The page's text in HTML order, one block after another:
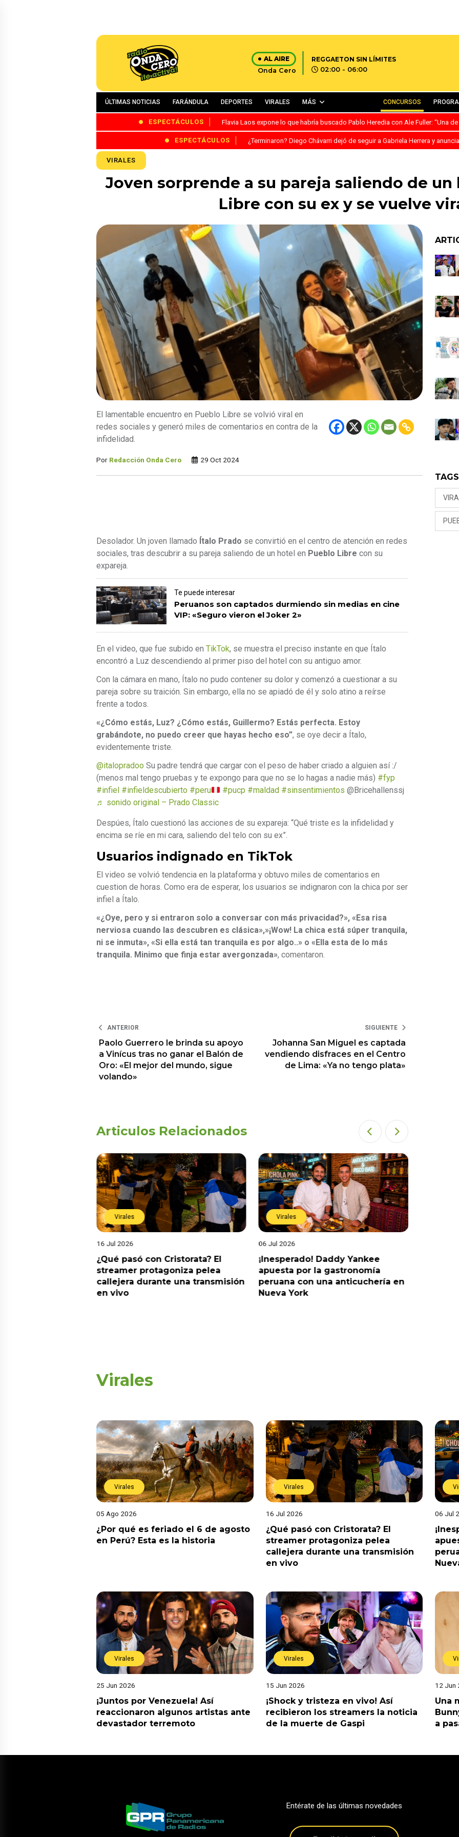
AL AIRE
Onda Cero
REGGAETON SIN LÍMITES
02:00 - 06:00
ÚLTIMAS NOTICIAS FARÁNDULA DEPORTES VIRALES MÁS CONCURSOS
ESPECTÁCULOS Flavia Laos expone lo que habría buscado Pablo Heredia con Ale Fuller: “Una
ESPECTÁCULOS ¿Terminaron? Diego Chávarri dejó de seguir a Gabriela Herrera y
VIRALES
Joven sorprende a su pareja saliendo de
Libre con su ex y se vuelve
El lamentable encuentro en Pueblo Libre se volvió viral en
redes sociales y generó miles de comentarios en contra de la
infidelidad.
Por Redacción Onda Cero 29 Oct 2024
Desolador. Un joven llamado Ítalo Prado se convirtió en el centro de atención en redes
sociales, tras descubrir a su pareja saliendo de un hotel en Pueblo Libre con su
expareja.
Te puede interesar
Peruanos son captados durmiendo sin medias en cine
VIP: «Seguro vieron el Joker 2»
En el video, que fue subido en TikTok, se muestra el preciso instante en que Ítalo
encontró a Luz descendiendo al primer piso del hotel con su antiguo amor.
Con la cámara en mano, Ítalo no pudo contener su dolor y comenzó a cuestionar a su
pareja sobre su traición. Sin embargo, ella no se apiadó de él y solo atino a reírse
frente a todos.
«¿Cómo estás, Luz? ¿Cómo estás, Guillermo? Estás perfecta. Estoy
grabándote, no puedo creer que hayas hecho eso”, se oye decir a Ítalo,
evidentemente triste.
@italopradoo Su padre tendrá que cargar con el peso de haber criado a alguien así :/
(menos mal tengo pruebas y te expongo para que no se lo hagas a nadie más) #fyp
#infiel #infieldescubierto #peru #pucp #maldad #sinsentimientos @Bricehallenssj
♬ sonido original – Prado Classic
Despúes, Ítalo cuestionó las acciones de su expareja: “Qué triste es la infidelidad y
encima se ríe en mi cara, saliendo del telo con su ex”.
Usuarios indignado en TikTok
El video se volvió tendencia en la plataforma y obtuvo miles de comentarios en
cuestion de horas. Como era de esperar, los usuarios se indignaron con la chica por ser
infiel a Ítalo.
«¿Oye, pero y si entraron solo a conversar con más privacidad?», «Esa risa
nerviosa cuando las descubren es clásica»,»¡Wow! La chica está súper tranquila,
ni se inmuta», «Si ella está tan tranquila es por algo..» o «Ella esta de lo más
tranquila. Minimo que finja estar avergonzada», comentaron.
ANTERIOR
Paolo Guerrero le brinda su apoyo
a Vinícus tras no ganar el Balón de
Oro: «El mejor del mundo, sigue
volando»
SIGUIENTE
Johanna San Miguel es captada
vendiendo disfraces en el Centro
de Lima: «Ya no tengo plata»
Articulos Relacionados
Virales
16 Jul 2026
¿Qué pasó con Cristorata? El
streamer protagoniza pelea
callejera durante una transmisión
en vivo
Virales
06 Jul 2026
¡Inesperado! Daddy Yankee
apuesta por la gastronomía
peruana con una anticuchería en
Nueva York
TAGS
VIRAL
Virales
Virales
05 Ago 2026
¿Por qué es feriado el 6 de agosto
en Perú? Esta es la historia
Virales
16 Jul 2026
¿Qué pasó con Cristorata? El
streamer protagoniza pelea
callejera durante una transmisión
en vivo
06 Jul
Virales
25 Jun 2026
¡Juntos por Venezuela! Así
reaccionaron algunos artistas ante
devastador terremoto
Virales
15 Jun 2026
¡Shock y tristeza en vivo! Así
recibieron los streamers la noticia
de la muerte de Gaspi
12 Jun
Una
a
Entérate de las últimas novedades